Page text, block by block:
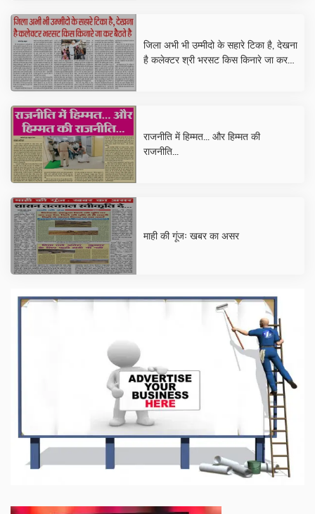
जिला अभी भी उम्मीदो के सहारे टिका है, देखना
है कलेक्टर श्री भरसट किस किनारे जा कर
राजनीति में हिम्मत... और हिम्मत की
राजनीति...
माही की गूंजः खबर का असर